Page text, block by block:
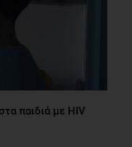
παιδιά με ΗΙV